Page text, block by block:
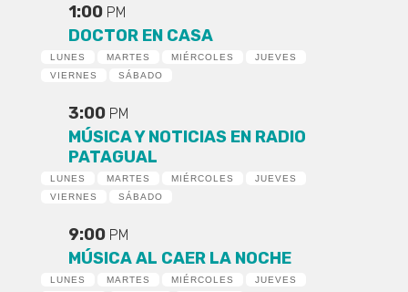
1:00 PM
DOCTOR EN CASA
LUNES MARTES MIÉRCOLES
JUEVES
VIERNES
SÁBADO
3:00 PM
MÚSICA Y NOTICIAS EN RADIO
PATAGUAL
LUNES MARTES MIÉRCOLES
JUEVES
VIERNES
SÁBADO
9:00 PM
MÚSICA AL CAER LA NOCHE
LUNES MARTES MIÉRCOLES JUEVES